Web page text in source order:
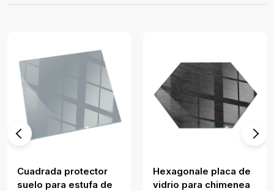
Cuadrada protector
suelo para estufa de
Hexagonale placa de
vidrio para chimenea